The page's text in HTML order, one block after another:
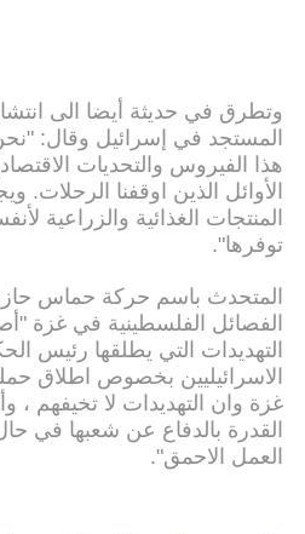
وتطرق في حديثة أيضا الى
المستجد في إسرائيل وقال: "نحن
هذا الفيروس والتحديات
الأوائل الذين اوقفنا الرحلات.
المنتجات الغذائية والزراعية
توفرها".
المتحدث باسم حركة حماس
الفصائل الفلسطينية في غزة
التهديدات التي يطلقها رئيس
الاسرائيليين بخصوص اطلاق
غزة وان التهديدات لا تخيفهم ،
القدرة بالدفاع عن شعبها في
العمل الاحمق".